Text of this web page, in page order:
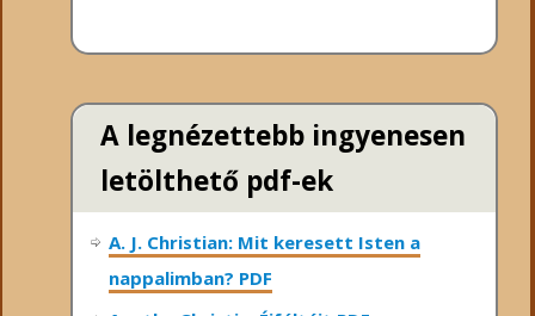
A legnézettebb ingyenesen
letölthető pdf-ek
A. J. Christian: Mit keresett Isten a
nappalimban? PDF